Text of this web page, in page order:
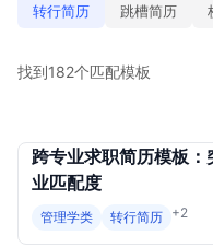
转行简历
跳槽简历
找到182个匹配模板
跨专业求职简历模板
业匹配度
管理学类 转行简历 +2